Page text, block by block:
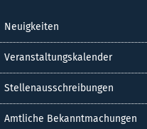
Neuigkeiten
Veranstaltungskalender
Stellenausschreibungen
Amtliche Bekanntmachungen